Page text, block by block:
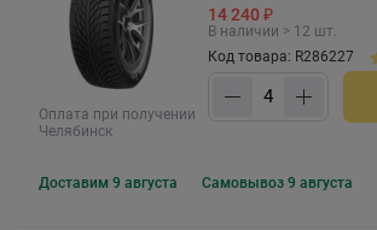
Оплата при получении
Челябинск
14 240 ₽
В наличии > 12 шт.
Код товара: R286227
Доставим 9 августа Самовывоз 9 августа